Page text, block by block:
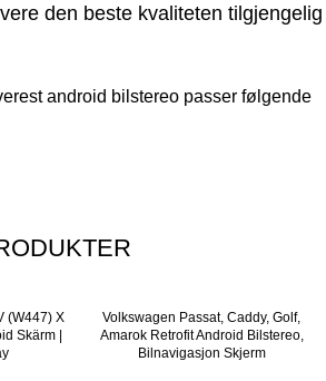
den beste kvaliteten tilgjengelig
android bilstereo passer følgende
(W447) X
Skärm |
Volkswagen Passat, Caddy, Golf,
Amarok Retrofit Android Bilstereo,
Bilnavigasjon Skjerm